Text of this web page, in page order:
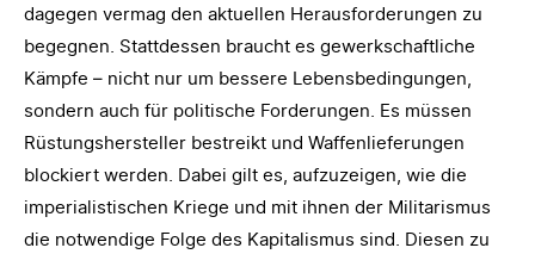
dagegen vermag den aktuellen Herausforderungen zu
begegnen. Stattdessen braucht es gewerkschaftliche
Kämpfe – nicht nur um bessere Lebensbedingungen,
sondern auch für politische Forderungen. Es müssen
Rüstungshersteller bestreikt und Waffenlieferungen
blockiert werden. Dabei gilt es, aufzuzeigen, wie die
imperialistischen Kriege und mit ihnen der Militarismus
die notwendige Folge des Kapitalismus sind. Diesen zu